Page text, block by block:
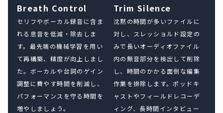
Breath Control
セリフやボーカル録音に含ま
れる息音を低減・除去しま
す。最先端の機械学習を用い
て再構築、精度が向上しまし
た。ボーカルや台詞のゲイン
調整に費やす時間を削減し、
パフォーマンスを守る時間を
増やしましょう。
Trim Silence
沈黙の時間が多いファイルに
対し、スレッショルド設定の
みで長いオーディオファイル
内の無音部分を検出して削除
し、時間のかかる面倒な編集
作業を排除します。ポッドキ
ャストやフィールドレコーデ
ィング、長時間インタビュー